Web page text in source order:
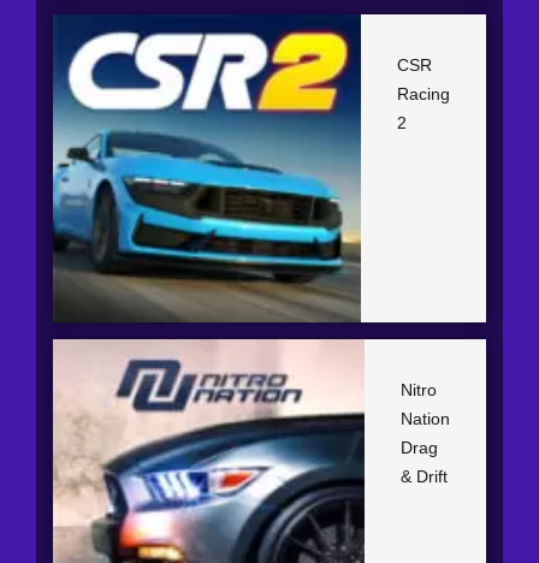
CSR
Racing
2
Nitro
Nation
Drag
& Drift